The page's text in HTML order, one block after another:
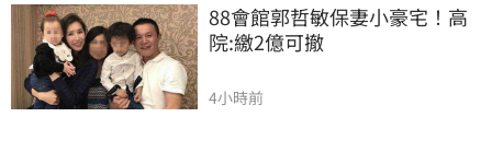
88會館郭哲敏保妻小豪宅！高
院:繳2億可撤
4小時前